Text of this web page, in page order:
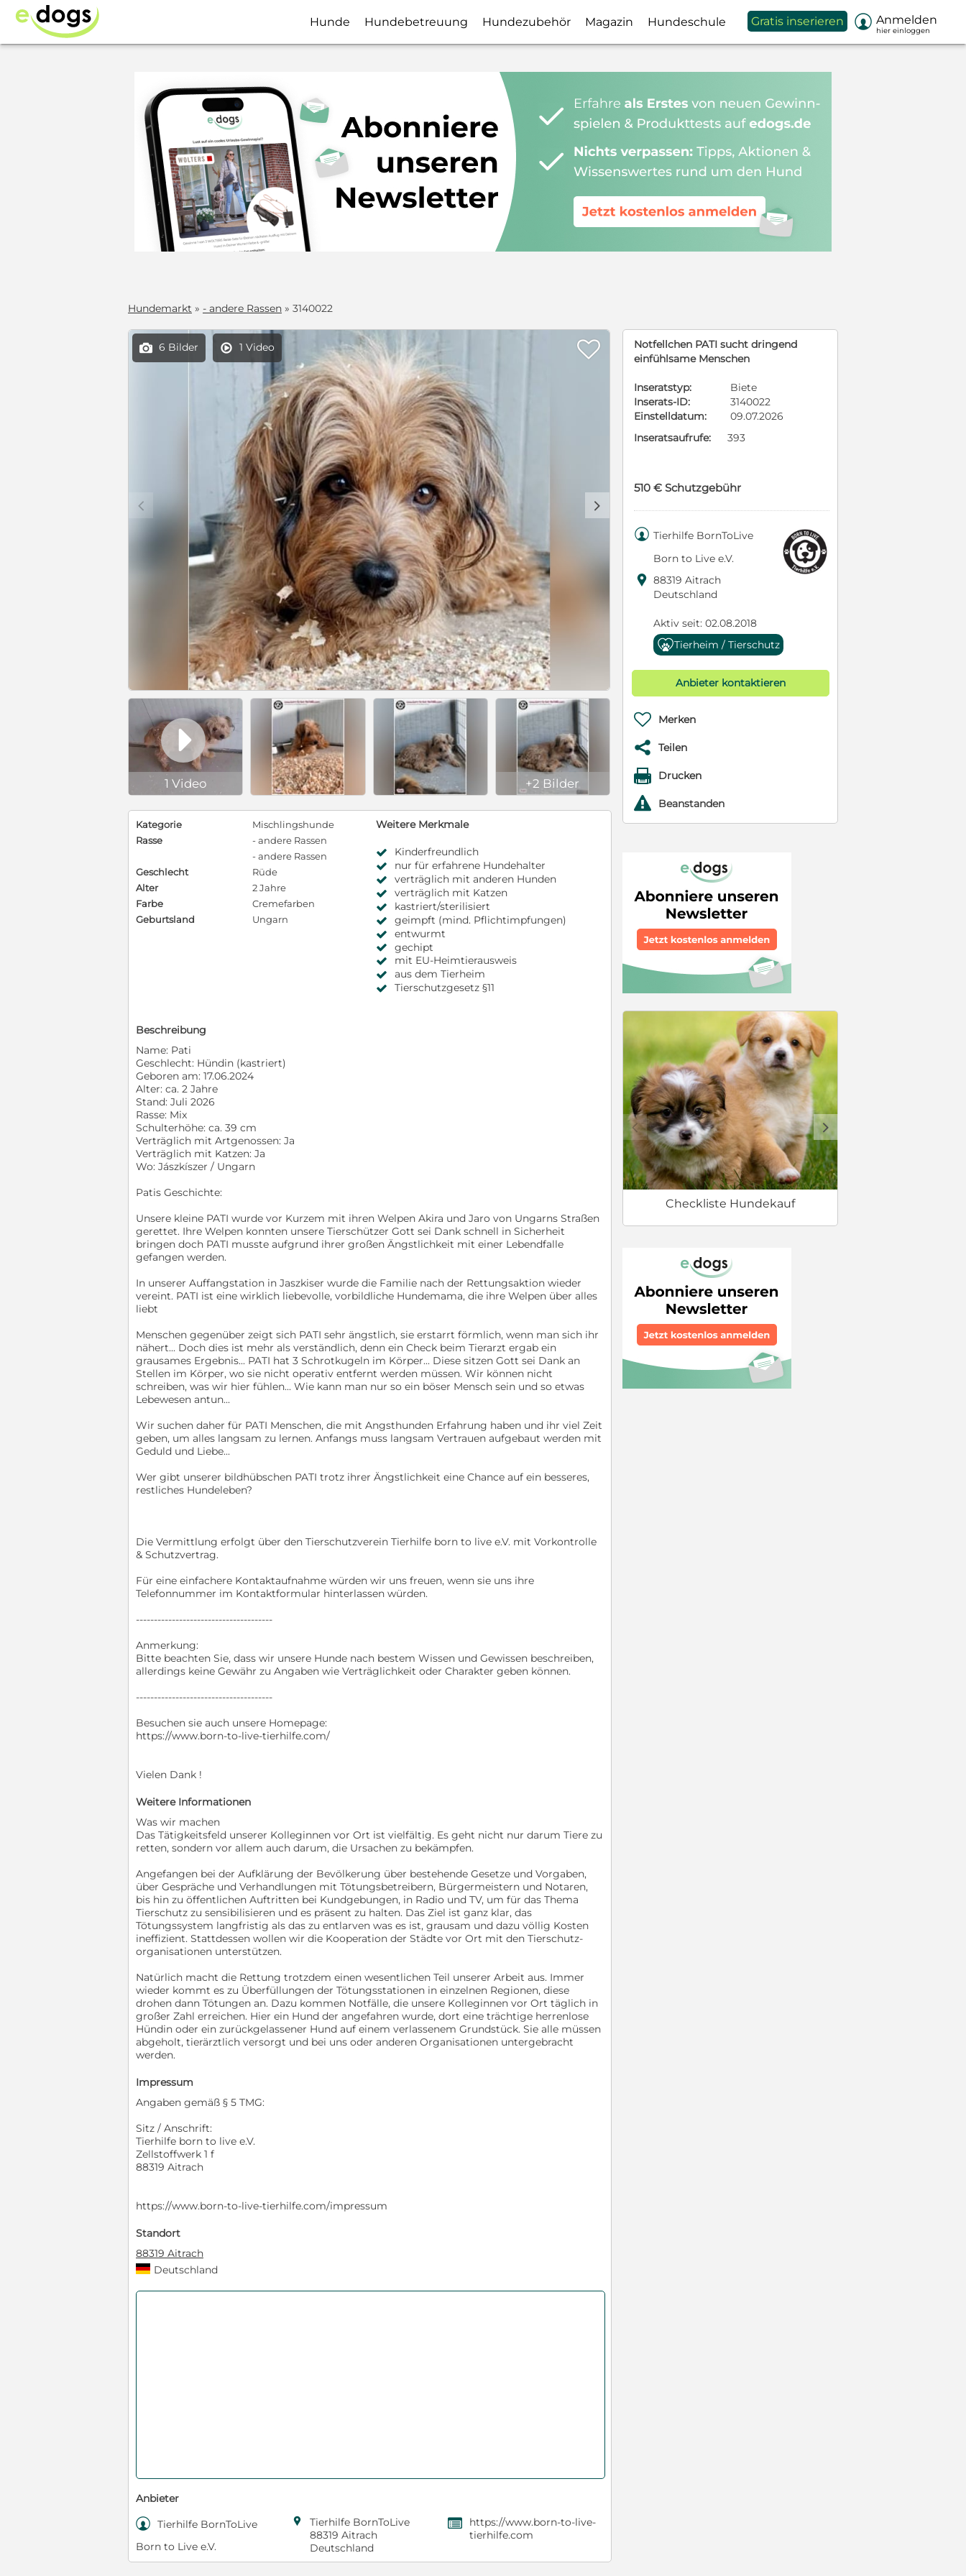
Hunde Hundebetreuung Hundezubehör Magazin Hundeschule Gratis inserieren  Anmelden
hier einloggen
Hundemarkt » - andere Rassen » 3140022
 6 Bilder  1 Video 
c d

1 Video +2 Bilder
Notfellchen PATI sucht dringend
einfühlsame Menschen
Inseratstyp:
Biete
Inserats-ID:
3140022
Einstelldatum:
09.07.2026
Inseratsaufrufe:
393
510 € Schutzgebühr
 Tierhilfe BornToLive
Born to Live e.V.
 88319 Aitrach
Deutschland
Aktiv seit: 02.08.2018
Tierheim / Tierschutz
Anbieter kontaktieren
 Merken
 Teilen
 Drucken
r Beanstanden
Checkliste Hundekauf
c d
Kategorie
Mischlingshunde
Rasse
- andere Rassen
- andere Rassen
Geschlecht
Rüde
Alter
2 Jahre
Farbe
Cremefarben
Geburtsland
Ungarn
Weitere Merkmale
Kinderfreundlich
nur für erfahrene Hundehalter
verträglich mit anderen Hunden
verträglich mit Katzen
kastriert/sterilisiert
geimpft (mind. Pflichtimpfungen)
entwurmt
gechipt
mit EU-Heimtierausweis
aus dem Tierheim
Tierschutzgesetz §11
Beschreibung
Name: Pati
Geschlecht: Hündin (kastriert)
Geboren am: 17.06.2024
Alter: ca. 2 Jahre
Stand: Juli 2026
Rasse: Mix
Schulterhöhe: ca. 39 cm
Verträglich mit Artgenossen: Ja
Verträglich mit Katzen: Ja
Wo: Jászkíszer / Ungarn
Patis Geschichte:
Unsere kleine PATI wurde vor Kurzem mit ihren Welpen Akira und Jaro von Ungarns Straßen
gerettet. Ihre Welpen konnten unsere Tierschützer Gott sei Dank schnell in Sicherheit
bringen doch PATI musste aufgrund ihrer großen Ängstlichkeit mit einer Lebendfalle
gefangen werden.
In unserer Auffangstation in Jaszkiser wurde die Familie nach der Rettungsaktion wieder
vereint. PATI ist eine wirklich liebevolle, vorbildliche Hundemama, die ihre Welpen über alles
liebt
Menschen gegenüber zeigt sich PATI sehr ängstlich, sie erstarrt förmlich, wenn man sich ihr
nähert... Doch dies ist mehr als verständlich, denn ein Check beim Tierarzt ergab ein
grausames Ergebnis... PATI hat 3 Schrotkugeln im Körper... Diese sitzen Gott sei Dank an
Stellen im Körper, wo sie nicht operativ entfernt werden müssen. Wir können nicht
schreiben, was wir hier fühlen... Wie kann man nur so ein böser Mensch sein und so etwas
Lebewesen antun...
Wir suchen daher für PATI Menschen, die mit Angsthunden Erfahrung haben und ihr viel Zeit
geben, um alles langsam zu lernen. Anfangs muss langsam Vertrauen aufgebaut werden mit
Geduld und Liebe...
Wer gibt unserer bildhübschen PATI trotz ihrer Ängstlichkeit eine Chance auf ein besseres,
restliches Hundeleben?
Die Vermittlung erfolgt über den Tierschutzverein Tierhilfe born to live e.V. mit Vorkontrolle
& Schutzvertrag.
Für eine einfachere Kontaktaufnahme würden wir uns freuen, wenn sie uns ihre
Telefonnummer im Kontaktformular hinterlassen würden.
--------------------------------------
Anmerkung:
Bitte beachten Sie, dass wir unsere Hunde nach bestem Wissen und Gewissen beschreiben,
allerdings keine Gewähr zu Angaben wie Verträglichkeit oder Charakter geben können.
--------------------------------------
Besuchen sie auch unsere Homepage:
https://www.born-to-live-tierhilfe.com/
Vielen Dank !
Weitere Informationen
Was wir machen
Das Tätigkeitsfeld unserer Kolleginnen vor Ort ist vielfältig. Es geht nicht nur darum Tiere zu
retten, sondern vor allem auch darum, die Ursachen zu bekämpfen.
Angefangen bei der Aufklärung der Bevölkerung über bestehende Gesetze und Vorgaben,
über Gespräche und Verhandlungen mit Tötungsbetreibern, Bürgermeistern und Notaren,
bis hin zu öffentlichen Auftritten bei Kundgebungen, in Radio und TV, um für das Thema
Tierschutz zu sensibilisieren und es präsent zu halten. Das Ziel ist ganz klar, das
Tötungssystem langfristig als das zu entlarven was es ist, grausam und dazu völlig Kosten
ineffizient. Stattdessen wollen wir die Kooperation der Städte vor Ort mit den Tierschutz-
organisationen unterstützen.
Natürlich macht die Rettung trotzdem einen wesentlichen Teil unserer Arbeit aus. Immer
wieder kommt es zu Überfüllungen der Tötungsstationen in einzelnen Regionen, diese
drohen dann Tötungen an. Dazu kommen Notfälle, die unsere Kolleginnen vor Ort täglich in
großer Zahl erreichen. Hier ein Hund der angefahren wurde, dort eine trächtige herrenlose
Hündin oder ein zurückgelassener Hund auf einem verlassenem Grundstück. Sie alle müssen
abgeholt, tierärztlich versorgt und bei uns oder anderen Organisationen untergebracht
werden.
Impressum
Angaben gemäß § 5 TMG:
Sitz / Anschrift:
Tierhilfe born to live e.V.
Zellstoffwerk 1 f
88319 Aitrach
https://www.born-to-live-tierhilfe.com/impressum
Standort
88319 Aitrach
Deutschland
Anbieter
 Tierhilfe BornToLive
Born to Live e.V.

Tierhilfe BornToLive
88319 Aitrach
Deutschland
,
https://www.born-to-live-
tierhilfe.com